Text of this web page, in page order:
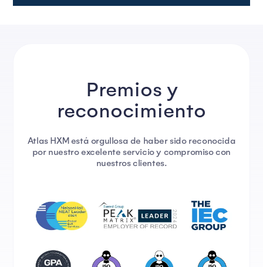
Premios y
reconocimiento
Atlas HXM está orgullosa de haber sido reconocida
por nuestro excelente servicio y compromiso con
nuestros clientes.